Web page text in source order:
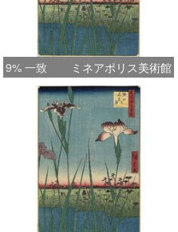
9% 一致 ミネアポリス美術館